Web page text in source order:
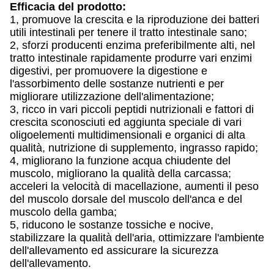
Efficacia del prodotto:
1, promuove la crescita e la riproduzione dei batteri
utili intestinali per tenere il tratto intestinale sano;
2, sforzi producenti enzima preferibilmente alti, nel
tratto intestinale rapidamente produrre vari enzimi
digestivi, per promuovere la digestione e
l'assorbimento delle sostanze nutrienti e per
migliorare utilizzazione dell'alimentazione;
3, ricco in vari piccoli peptidi nutrizionali e fattori di
crescita sconosciuti ed aggiunta speciale di vari
oligoelementi multidimensionali e organici di alta
qualità, nutrizione di supplemento, ingrasso rapido;
4, migliorano la funzione acqua chiudente del
muscolo, migliorano la qualità della carcassa;
acceleri la velocità di macellazione, aumenti il peso
del muscolo dorsale del muscolo dell'anca e del
muscolo della gamba;
5, riducono le sostanze tossiche e nocive,
stabilizzare la qualità dell'aria, ottimizzare l'ambiente
dell'allevamento ed assicurare la sicurezza
dell'allevamento.